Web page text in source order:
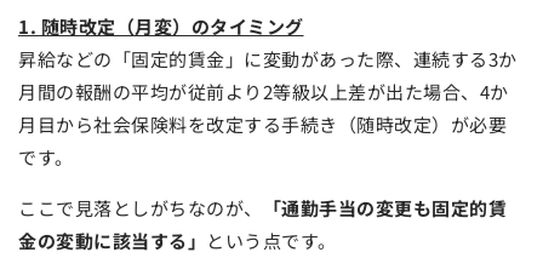
1. 随時改定（月変）のタイミング
昇給などの「固定的賃金」に変動があった際、連続する3か
月間の報酬の平均が従前より2等級以上差が出た場合、4か
月目から社会保険料を改定する手続き（随時改定）が必要
です。
ここで見落としがちなのが、
「通勤手当の変更も固定的賃
金の変動に該当する」 という点です。